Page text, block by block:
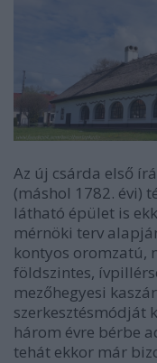
Az új csárda első
(máshol 1782. évi)
látható épület is
mérnöki terv
kontyos oromzatú,
földszintes,
mezőhegyesi
szerkesztésmódját
három évre bérbe
tehát ekkor már